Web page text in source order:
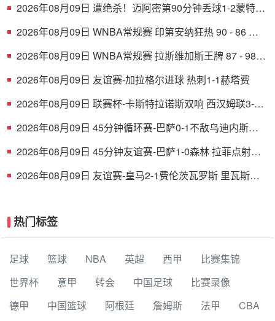
2026年08月09日 遭绝杀！迈阿密第90分钟丢球1-2蒙特雷
2026年08月09日 WNBA常规赛 印第安纳狂热 90 - 86 芝
2026年08月09日 WNBA常规赛 拉斯维加斯王牌 87 - 98
2026年08月09日 友谊赛-加拉格尔进球 热刺1-1赫塔费
2026年08月09日 联赛杯-卡斯特拉诺斯双响 西汉姆联3-1
2026年08月09日 45分钟循环赛-巴萨0-1不敌乌迪内斯无
2026年08月09日 45分钟友谊赛-巴萨1-0森林 拉菲点射费
2026年08月09日 友谊赛-皇马2-1费伦茨瓦罗斯 里瓦斯建
热门标签
足球 篮球 NBA 英超 西甲
比赛集锦
世界杯
意甲 转会 中国足球
比赛录像
德甲
中国篮球 阿根廷 詹姆斯 法甲
CBA